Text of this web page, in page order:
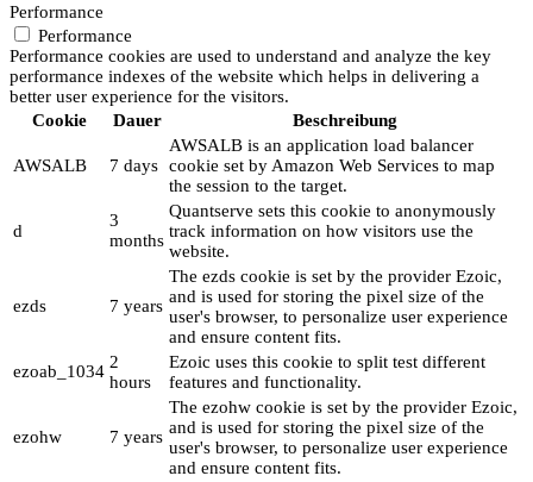
Performance
Performance
Performance cookies are used to understand and analyze the key
performance indexes of the website which helps in delivering a
better user experience for the visitors.
Cookie
Dauer Beschreibung
AWSALB 7 days
AWSALB is an application load balancer
cookie set by Amazon Web Services to map
the session to the target.
d
3
months
Quantserve sets this cookie to anonymously
track information on how visitors use the
website.
ezds 7 years
The ezds cookie is set by the provider Ezoic,
and is used for storing the pixel size of the
user's browser, to personalize user experience
and ensure content fits.
ezoab_1034 2
hours
Ezoic uses this cookie to split test different
features and functionality.
ezohw 7 years
The ezohw cookie is set by the provider Ezoic,
and is used for storing the pixel size of the
user's browser, to personalize user experience
and ensure content fits.